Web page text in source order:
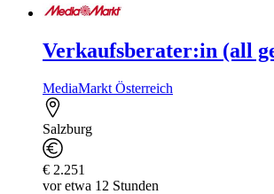
Verkaufsberater:in (all
MediaMarkt Österreich
Salzburg
€ 2.251
vor etwa 12 Stunden